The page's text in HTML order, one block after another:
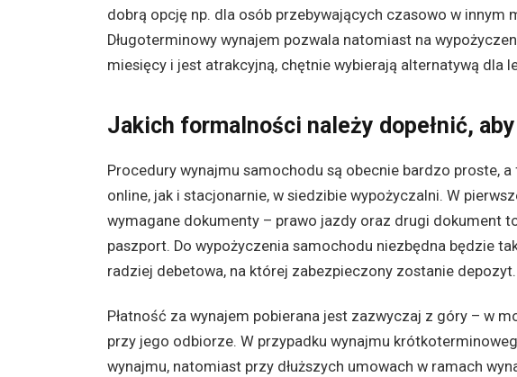
dobrą opcję np. dla osób przebywających czasowo w innym
Długoterminowy wynajem pozwala natomiast na
miesięcy i jest atrakcyjną, chętnie wybierają alternatywą dla
Jakich formalności należy dopełnić,
Procedury wynajmu samochodu są obecnie bardzo proste,
online, jak i stacjonarnie, w siedzibie wypożyczalni. W
wymagane dokumenty – prawo jazdy oraz drugi dokument
paszport. Do wypożyczenia samochodu niezbędna będzie
radziej debetowa, na której zabezpieczony zostanie depozyt.
Płatność za wynajem pobierana jest zazwyczaj z góry – w
przy jego odbiorze. W przypadku wynajmu
wynajmu, natomiast przy dłuższych umowach w ramach